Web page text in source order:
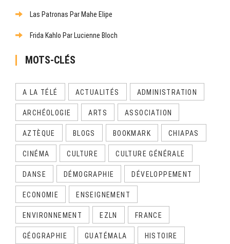
Las Patronas Par Mahe Elipe
Frida Kahlo Par Lucienne Bloch
MOTS-CLÉS
A LA TÉLÉ ACTUALITÉS ADMINISTRATION
ARCHÉOLOGIE ARTS ASSOCIATION
AZTÈQUE BLOGS BOOKMARK CHIAPAS
CINÉMA CULTURE CULTURE GÉNÉRALE
DANSE DÉMOGRAPHIE DÉVELOPPEMENT
ECONOMIE ENSEIGNEMENT
ENVIRONNEMENT EZLN FRANCE
GÉOGRAPHIE GUATÉMALA HISTOIRE